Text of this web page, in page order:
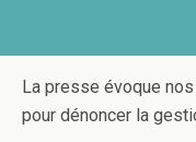
La presse évoque
pour dénoncer la